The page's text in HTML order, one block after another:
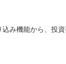
み機能から、投